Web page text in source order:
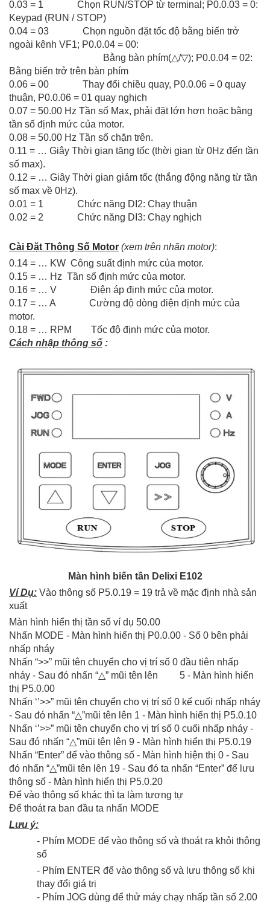
0.03 = 1
Chọn RUN/STOP từ terminal; P0.0.03 = 0:
Keypad (RUN / STOP)
0.04 = 03 Chọn nguồn đặt tốc độ bằng biến trở
ngoài kênh VF1; P0.0.04 = 00:
Bằng bàn phím(△/▽); P0.0.04 = 02:
Bằng biến trở trên bàn phím
0.06 = 00 Thay đổi chiều quay, P0.0.06 = 0 quay
thuận, P0.0.06 = 01 quay nghịch
0.07 = 50.00 Hz Tần số Max, phải đặt lớn hơn hoặc bằng
tần số định mức của motor.
0.08 = 50.00 Hz Tần số chặn trên.
0.11 = … Giây Thời gian tăng tốc (thời gian từ 0Hz đến tần
số max).
0.12 = … Giây Thời gian giảm tốc (thắng động năng từ tần
số max về 0Hz).
0.01 = 1
Chức năng DI2: Chạy thuận
0.02 = 2 Chức năng DI3: Chạy nghịch
Cài Đặt Thông Số Motor (xem trên nhãn motor):
0.14 = … KW Công suất định mức của motor.
0.15 = … Hz Tần số định mức của motor.
0.16 = … V Điện áp định mức của motor.
0.17 = … A Cường độ dòng điện định mức của
motor.
0.18 = … RPM Tốc độ định mức của motor.
Cách nhập thông số :
Màn hình biến tần Delixi E102
Ví Dụ: Vào thông số P5.0.19 = 19 trả về mặc định nhà sản
xuất
Màn hình hiển thị tần số ví dụ 50.00
Nhấn MODE - Màn hình hiển thị P0.0.00 - Số 0 bên phải
nhấp nháy
Nhấn “>>” mũi tên chuyển cho vị trí số 0 đầu tiên nhấp
nháy - Sau đó nhấn “△” mũi tên lên 5 - Màn hình hiển
thị P5.0.00
Nhấn ‘’>>” mũi tên chuyển cho vị trí số 0 kế cuối nhấp nháy
- Sau đó nhấn “△”mũi tên lên 1 - Màn hình hiển thị P5.0.10
Nhấn ‘’>>” mũi tên chuyển cho vị trí số 0 cuối nhấp nháy -
Sau đó nhấn “△”mũi tên lên 9 - Màn hình hiển thị P5.0.19
Nhấn “Enter” để vào thông số - Màn hình hiện thị 0 - Sau
đó nhấn “△”mũi tên lên 19 - Sau đó ta nhấn “Enter” để lưu
thông số - Màn hình hiển thị P5.0.20
Để vào thông số khác thì ta làm tương tự
Để thoát ra ban đầu ta nhấn MODE
Lưu ý:
- Phím MODE để vào thông số và thoát ra khỏi thông
số
- Phím ENTER để vào thông số và lưu thông số khi
thay đổi giá trị
- Phím JOG dùng để thử máy chạy nhấp tần số 2.00